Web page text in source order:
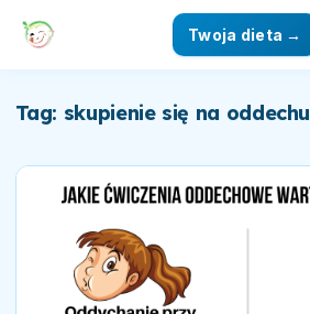
Twoja dieta →
Tag: skupienie się na oddechu